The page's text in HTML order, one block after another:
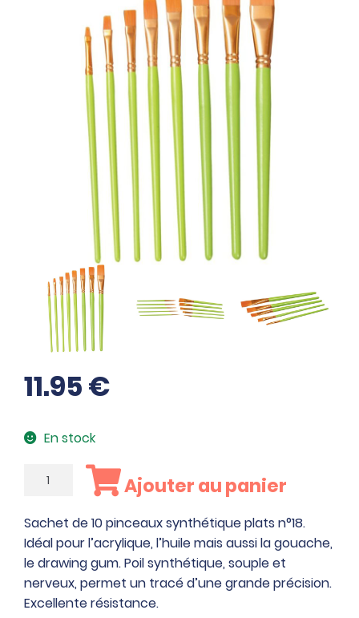
11.95€
En stock
quantité
Sachet
de
10
pinceaux
synthétique
plats
Ajouter au panier
Sachet de 10 pinceaux synthétique plats n°18.
Idéal pour l’acrylique, l’huile mais aussi la gouache,
le drawing gum. Poil synthétique, souple et
nerveux, permet un tracé d’une grande précision.
Excellente résistance.